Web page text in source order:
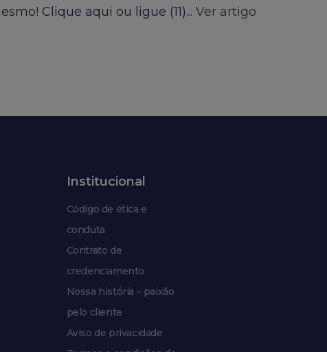
Clique aqui ou ligue (11)... Ver artigo
Institucional
Código de ética e
conduta
Contrato de
credenciamento
Nossa história – paixão
pelo cliente
Aviso de privacidade